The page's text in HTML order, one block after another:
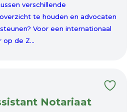
verschillende
te houden en advocaten
Voor een internationaal
de Z...
Notariaat